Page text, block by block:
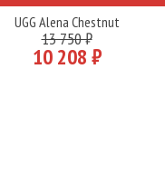
UGG Alena Chestnut
13 750 ₽
10 208 ₽